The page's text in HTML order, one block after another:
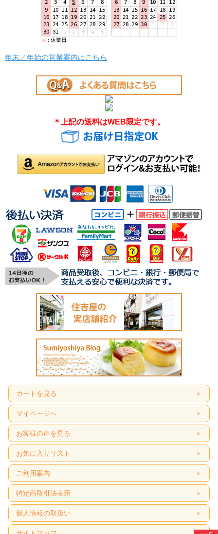
年末／年始の営業案内はこちら
＊上記の送料はWEB限定です。
カートを見る
マイページへ
お客様の声を見る
お気に入りリスト
ご利用案内
特定商取引法表示
個人情報の取扱い